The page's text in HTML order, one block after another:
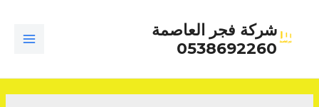
المحتوى
شركة فجر العاصمة
0538692260